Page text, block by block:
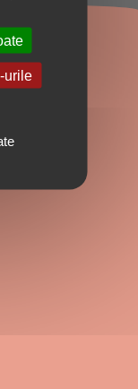
urile